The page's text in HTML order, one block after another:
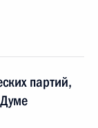
партий,